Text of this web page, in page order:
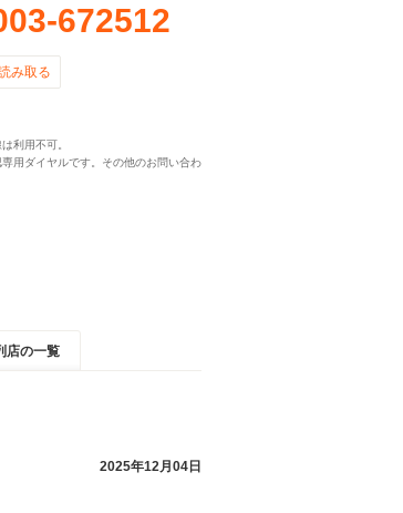
672512
み取る
利用不可。
用ダイヤルです。その他のお問い合わ
店の一覧
2025年12月04日